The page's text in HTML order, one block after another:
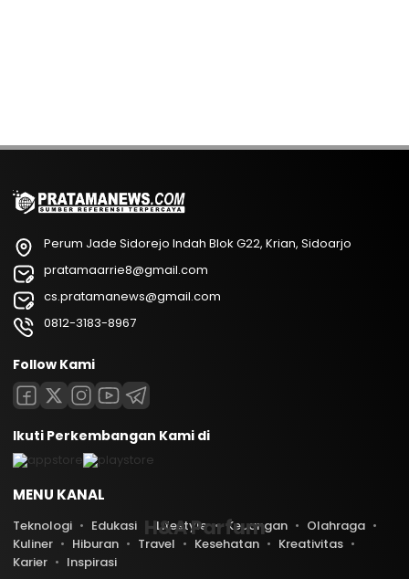
Perum Jade Sidorejo Indah Blok G22, Krian, Sidoarjo
pratamaarrie8@gmail.com
cs.pratamanews@gmail.com
0812-3183-8967
Follow Kami
Ikuti Perkembangan Kami di
MENU KANAL
Teknologi Edukasi Lifestyle Keuangan
Olahraga
Kuliner
Hiburan Travel Kesehatan
Kreativitas
Karier
Inspirasi
H&A Parfum